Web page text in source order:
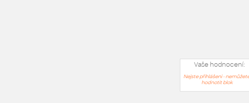
Vaše hodnocení:
Nejste přihlášeni -
hodnotit blok